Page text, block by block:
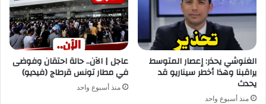
الغنوشي يحذر: إعصار المتوسط
يراقبنا وهذا أخطر سيناريو قد
يحدث
منذ أسبوع واحد
عاجل | الآن.. حالة احتقان وفوضى
في مطار تونس قرطاج (فيديو)
منذ أسبوع واحد